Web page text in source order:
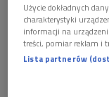
GALERIA
Użycie dokładnych
charakterystyki
informacji na
treści, pomiar reklam i
Lista partnerów